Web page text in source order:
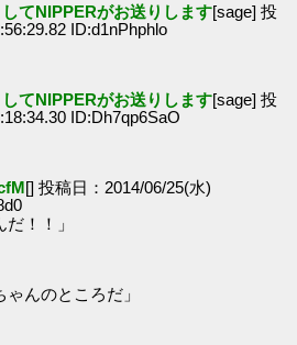
てNIPPERがお送りします[sage] 投
ID:d1nPhphlo
てNIPPERがお送りします[sage] 投
ID:Dh7qp6SaO
[] 投稿日：2014/06/25(水)
！！」
んのところだ」